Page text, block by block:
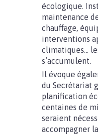
écologique.
maintenance
chauffage,
interventions
climatiques…
s’accumulent.
Il évoque
du Secrétariat
planification
centaines de
seraient
accompagner